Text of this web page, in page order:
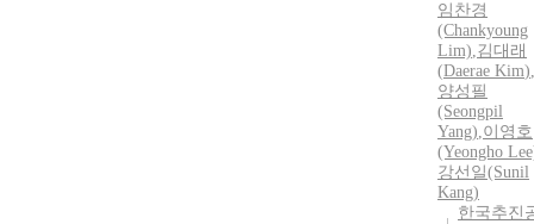
임찬경
(Chankyoung
Lim),김대래
(Daerae Kim),
양성필
(Seongpil
Yang),이영호
(Yeongho
강선일(Sunil
Kang)
한국추진